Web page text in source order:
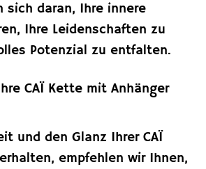
sich daran, Ihre innere
Ihre Leidenschaften zu
Potenzial zu entfalten.
CAÏ Kette mit Anhänger
und den Glanz Ihrer CAÏ
empfehlen wir Ihnen,